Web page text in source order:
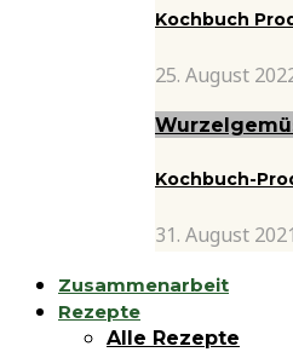
Kochbuch
25. August
Kochbuch-
31. August 2021
Zusammenarbeit
Rezepte
Alle Rezepte